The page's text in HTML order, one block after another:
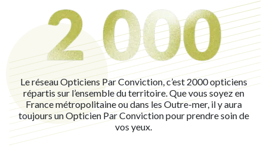
Le réseau Opticiens Par Conviction, c’est 2000 opticiens
répartis sur l’ensemble du territoire. Que vous soyez en
France métropolitaine ou dans les Outre-mer, il y aura
toujours un Opticien Par Conviction pour prendre soin de
vos yeux.